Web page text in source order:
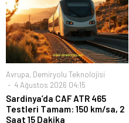
Avrupa, Demiryolu Teknolojisi
4 Ağustos 2026 04:15
Sardinya’da CAF ATR 465
Testleri Tamam: 150 km/sa, 2
Saat 15 Dakika